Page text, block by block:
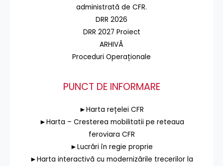
administrată de CFR.
DRR 2026
DRR 2027 Proiect
ARHIVĂ
Proceduri Operaționale
PUNCT DE INFORMARE
►Harta rețelei CFR
►Harta – Cresterea mobilitatii pe reteaua
feroviara CFR
►Lucrări în regie proprie
►Harta interactivă cu modernizările trecerilor la